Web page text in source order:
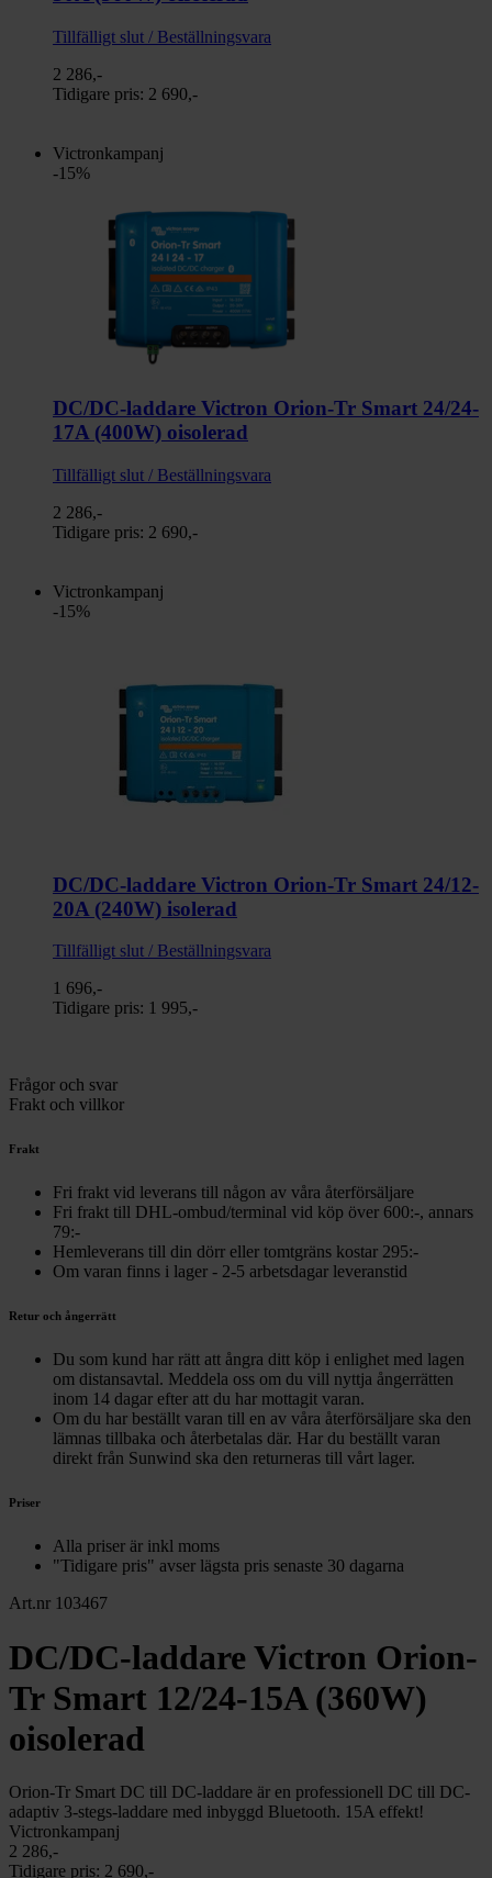
Tillfälligt slut / Beställningsvara
2 286,-
Tidigare pris: 2 690,-
Victronkampanj
-15%
DC/DC-laddare Victron Orion-Tr Smart 24/24-
17A (400W) oisolerad
Tillfälligt slut / Beställningsvara
2 286,-
Tidigare pris: 2 690,-
Victronkampanj
-15%
DC/DC-laddare Victron Orion-Tr Smart 24/12-
20A (240W) isolerad
Tillfälligt slut / Beställningsvara
1 696,-
Tidigare pris: 1 995,-
Frågor och svar
Frakt och villkor
Frakt
Fri frakt vid leverans till någon av våra återförsäljare
Fri frakt till DHL-ombud/terminal vid köp över 600:-, annars
79:-
Hemleverans till din dörr eller tomtgräns kostar 295:-
Om varan finns i lager - 2-5 arbetsdagar leveranstid
Retur och ångerrätt
Du som kund har rätt att ångra ditt köp i enlighet med lagen
om distansavtal. Meddela oss om du vill nyttja ångerrätten
inom 14 dagar efter att du har mottagit varan.
Om du har beställt varan till en av våra återförsäljare ska den
lämnas tillbaka och återbetalas där. Har du beställt varan
direkt från Sunwind ska den returneras till vårt lager.
Priser
Alla priser är inkl moms
"Tidigare pris" avser lägsta pris senaste 30 dagarna
Art.nr 103467
DC/DC-laddare Victron Orion-
Tr Smart 12/24-15A (360W)
oisolerad
Orion-Tr Smart DC till DC-laddare är en professionell DC till DC-
adaptiv 3-stegs-laddare med inbyggd Bluetooth. 15A effekt!
Victronkampanj
2 286,-
Tidigare pris: 2 690,-